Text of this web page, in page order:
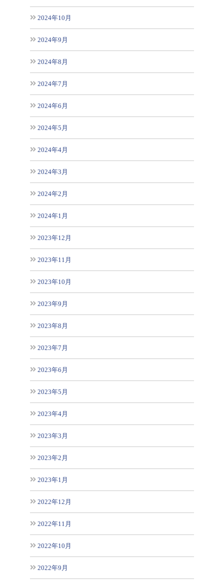
2024年10月
2024年9月
2024年8月
2024年7月
2024年6月
2024年5月
2024年4月
2024年3月
2024年2月
2024年1月
2023年12月
2023年11月
2023年10月
2023年9月
2023年8月
2023年7月
2023年6月
2023年5月
2023年4月
2023年3月
2023年2月
2023年1月
2022年12月
2022年11月
2022年10月
2022年9月